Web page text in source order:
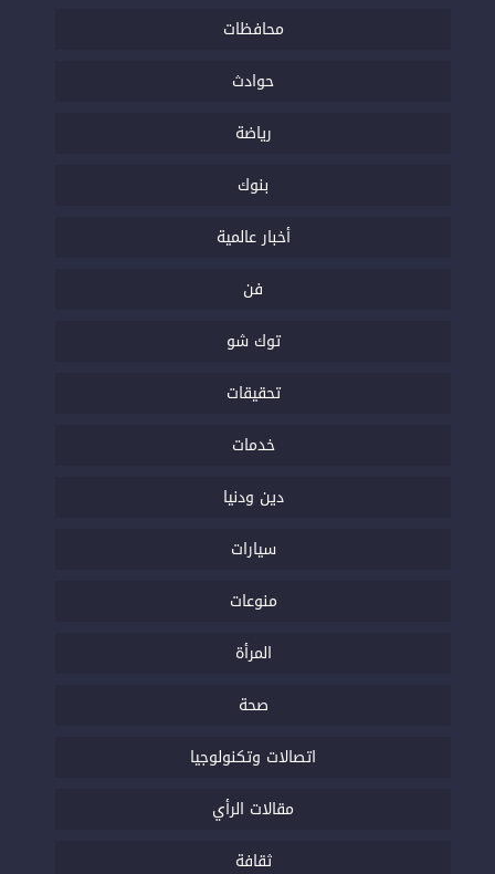
محافظات
حوادث
رياضة
بنوك
أخبار عالمية
فن
توك شو
تحقيقات
خدمات
دين ودنيا
سيارات
منوعات
المرأة
صحة
اتصالات وتكنولوجيا
مقالات الرأي
ثقافة